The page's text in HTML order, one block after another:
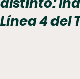
Línea 4 del